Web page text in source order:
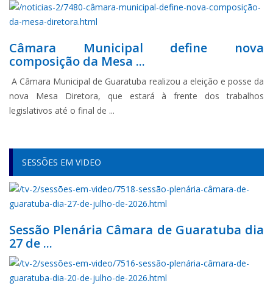
Câmara Municipal define nova
composição da Mesa ...
A Câmara Municipal de Guaratuba realizou a eleição e posse da
nova Mesa Diretora, que estará à frente dos trabalhos
legislativos até o final de ...
SESSÕES EM VIDEO
Sessão Plenária Câmara de Guaratuba dia
27 de ...